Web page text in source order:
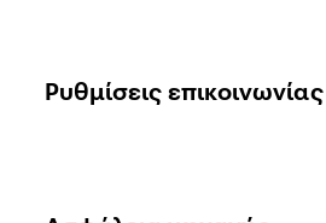
Ρυθμίσεις επικοινωνίας